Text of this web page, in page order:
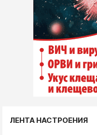
ЛЕНТА НАСТРОЕНИЯ